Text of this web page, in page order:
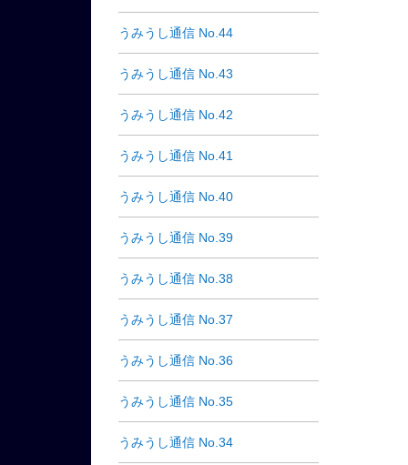
うみうし通信 No.44
うみうし通信 No.43
うみうし通信 No.42
うみうし通信 No.41
うみうし通信 No.40
うみうし通信 No.39
うみうし通信 No.38
うみうし通信 No.37
うみうし通信 No.36
うみうし通信 No.35
うみうし通信 No.34